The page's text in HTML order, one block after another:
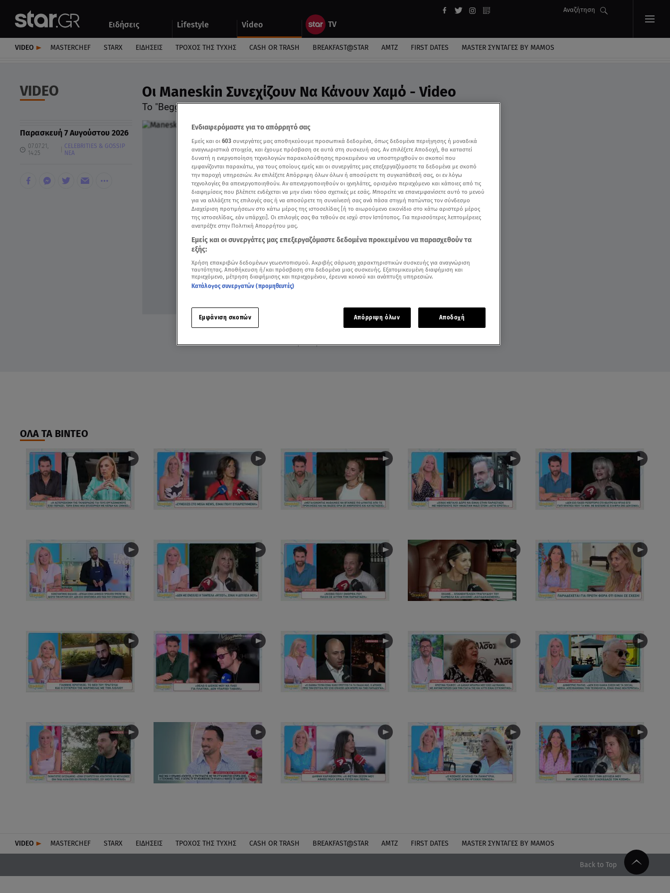
Ειδήσεις Lifestyle Video
Αναζήτηση
Αυτοκίνητο
VIDEO MASTERCHEF STARX ΕΙΔΉΣΕΙΣ ΤΡΟΧΌΣ ΤΗΣ ΤΎΧΗΣ CASH OR TRASH BREAKFAST@STAR ΑΜΤΖ FIRST DATES MASTER ΣΥΝΤΑΓΈΣ BY MAMOS
VIDEO Οι Maneskin Συνεχίζουν Να Κάνουν Χαμό - Video
Το "Beggin" που το τραγούδησαν το 2017 γίνεται και πάλι επιτυχία.
Παρασκευή 7 Αυγούστου 2026
07.07.21,
14:25
CELEBRITIES & GOSSIP
ΝΕΑ
Περισσότερα Video
ΟΛΑ ΤΑ ΒΙΝΤΕΟ
VIDEO MASTERCHEF STARX ΕΙΔΉΣΕΙΣ ΤΡΟΧΌΣ ΤΗΣ ΤΎΧΗΣ CASH OR TRASH BREAKFAST@STAR ΑΜΤΖ FIRST DATES MASTER ΣΥΝΤΑΓΈΣ BY MAMOS
Back to Top
Ενδιαφερόμαστε για το απόρρητό σας
Εμείς και οι 603 συνεργάτες μας αποθηκεύουμε προσωπικά δεδομένα, όπως δεδομένα περιήγησης ή μοναδικά
αναγνωριστικά στοιχεία, και έχουμε πρόσβαση σε αυτά στη συσκευή σας. Αν επιλέξετε Αποδοχή, θα καταστεί
δυνατή η ενεργοποίηση τεχνολογιών παρακολούθησης προκειμένου να υποστηριχθούν οι σκοποί που
εμφανίζονται παρακάτω, για τους οποίους εμείς και οι συνεργάτες μας επεξεργαζόμαστε τα δεδομένα με σκοπό
την παροχή υπηρεσιών. Αν επιλέξετε Απόρριψη όλων όλων ή αποσύρετε τη συγκατάθεσή σας, οι εν λόγω
τεχνολογίες θα απενεργοποιηθούν. Αν απενεργοποιηθούν οι ιχνηλάτες, ορισμένο περιεχόμενο και κάποιες από τις
διαφημίσεις που βλέπετε ενδέχεται να μην είναι τόσο σχετικές με εσάς. Μπορείτε να επανεμφανίσετε αυτό το μενού
για να αλλάξετε τις επιλογές σας ή να αποσύρετε τη συναίνεσή σας ανά πάσα στιγμή πατώντας τον σύνδεσμο
Διαχείριση προτιμήσεων στο κάτω μέρος της ιστοσελίδας [ή το αιωρούμενο εικονίδιο στο κάτω αριστερό μέρος
της ιστοσελίδας, εάν υπάρχει]. Οι επιλογές σας θα τεθούν σε ισχύ στον Ιστότοπος. Για περισσότερες λεπτομέρειες
ανατρέξτε στην Πολιτική Απορρήτου μας.
Εμείς και οι συνεργάτες μας επεξεργαζόμαστε δεδομένα προκειμένου να παρασχεθούν τα
εξής:
Χρήση επακριβών δεδομένων γεωεντοπισμού. Ακριβής σάρωση χαρακτηριστικών συσκευής για αναγνώριση
ταυτότητας. Αποθήκευση ή/και πρόσβαση στα δεδομένα μιας συσκευής. Εξατομικευμένη διαφήμιση και
περιεχόμενο, μέτρηση διαφήμισης και περιεχομένου, έρευνα κοινού και ανάπτυξη υπηρεσιών.
Κατάλογος συνεργατών (προμηθευτές)
Εμφάνιση σκοπών Απόρριψη όλων Αποδοχή